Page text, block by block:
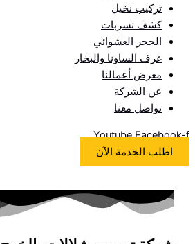
تركيب نخيل
كشف تسربات
الحجر العشوائي
غرف الساونا والبخار
معرض أعمالنا
عن الشركة
تواصل معنا
Youtube Facebook-f
اطلب الخدمة الآن